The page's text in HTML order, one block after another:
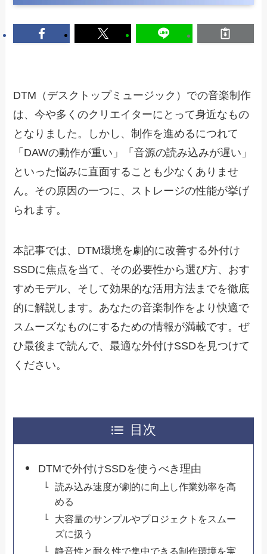
DTM（デスクトップミュージック）での音楽制作
は、今や多くのクリエイターにとって身近なもの
となりました。しかし、制作を進めるにつれて
「DAWの動作が重い」「音源の読み込みが遅い」
といった悩みに直面することも少なくありませ
ん。その原因の一つに、ストレージの性能が挙げ
られます。
本記事では、DTM環境を劇的に改善する外付け
SSDに焦点を当て、その必要性から選び方、おす
すめモデル、そして効果的な活用方法までを徹底
的に解説します。あなたの音楽制作をより快適で
スムーズなものにするための情報が満載です。ぜ
ひ最後まで読んで、最適な外付けSSDを見つけて
ください。
目次
DTMで外付けSSDを使うべき理由
読み込み速度が劇的に向上し作業効率を高
める
大容量のサンプルやプロジェクトをスムー
ズに扱う
静音性と耐久性で集中できる制作環境を実